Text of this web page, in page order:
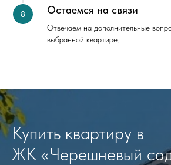
Остаемся на связи
Отвечаем на дополнительные
выбранной квартире.
Купить квартиру в
ЖК «Черешневый